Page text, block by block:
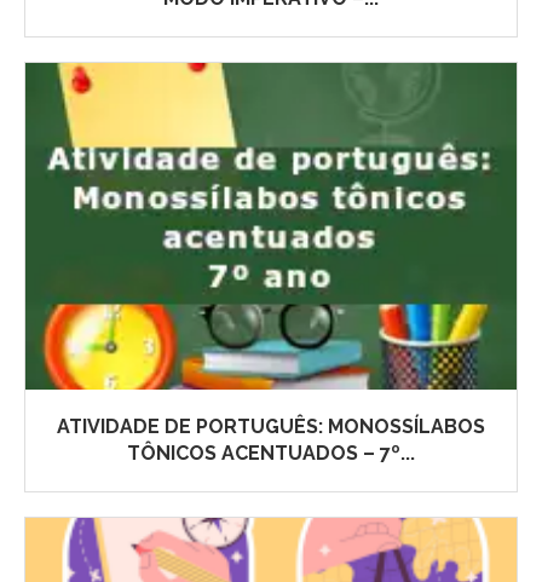
ATIVIDADE DE PORTUGUÊS: MONOSSÍLABOS
TÔNICOS ACENTUADOS – 7º...